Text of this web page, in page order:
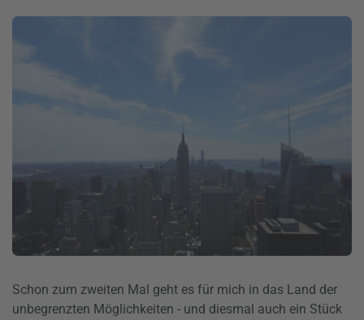
Schon zum zweiten Mal geht es für mich in das Land der
unbegrenzten Möglichkeiten - und diesmal auch ein Stück